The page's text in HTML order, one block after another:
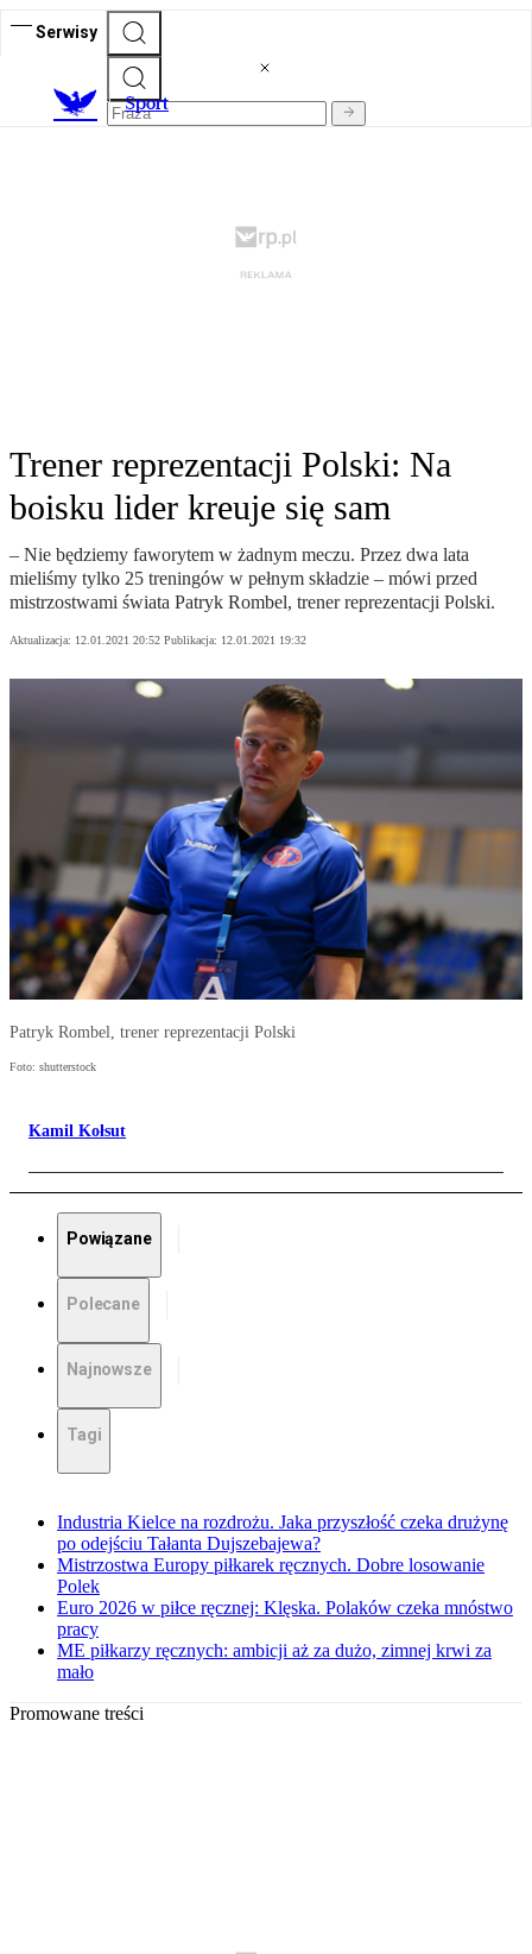
Serwisy
Sport
Trener reprezentacji Polski: Na
boisku lider kreuje się sam
– Nie będziemy faworytem w żadnym meczu. Przez dwa lata
mieliśmy tylko 25 treningów w pełnym składzie – mówi przed
mistrzostwami świata Patryk Rombel, trener reprezentacji Polski.
Aktualizacja: 12.01.2021 20:52 Publikacja: 12.01.2021 19:32
Patryk Rombel, trener reprezentacji Polski
Foto: shutterstock
Kamil Kołsut
Powiązane
Polecane
Najnowsze
Tagi
Industria Kielce na rozdrożu. Jaka przyszłość czeka drużynę
po odejściu Tałanta Dujszebajewa?
Mistrzostwa Europy piłkarek ręcznych. Dobre losowanie
Polek
Euro 2026 w piłce ręcznej: Klęska. Polaków czeka mnóstwo
pracy
ME piłkarzy ręcznych: ambicji aż za dużo, zimnej krwi za
mało
Promowane treści